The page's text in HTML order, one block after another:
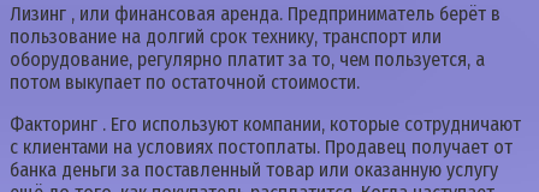
Лизинг , или финансовая аренда. Предприниматель берёт в
пользование на долгий срок технику, транспорт или
оборудование, регулярно платит за то, чем пользуется, а
потом выкупает по остаточной стоимости.
Факторинг . Его используют компании, которые сотрудничают
с клиентами на условиях постоплаты. Продавец получает от
банка деньги за поставленный товар или оказанную услугу